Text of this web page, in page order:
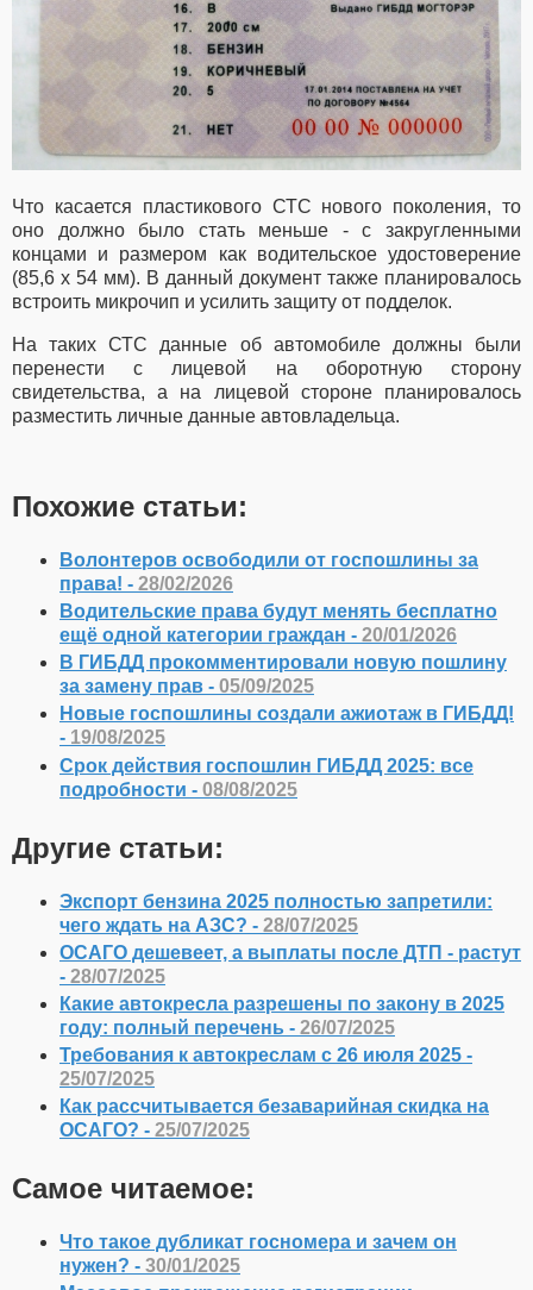
Что касается пластикового СТС нового поколения, то
оно должно было стать меньше - с закругленными
концами и размером как водительское удостоверение
(85,6 х 54 мм). В данный документ также планировалось
встроить микрочип и усилить защиту от подделок.
На таких СТС данные об автомобиле должны были
перенести с лицевой на оборотную сторону
свидетельства, а на лицевой стороне планировалось
разместить личные данные автовладельца.
Похожие статьи:
Волонтеров освободили от госпошлины за
права! - 28/02/2026
Водительские права будут менять бесплатно
ещё одной категории граждан - 20/01/2026
В ГИБДД прокомментировали новую пошлину
за замену прав - 05/09/2025
Новые госпошлины создали ажиотаж в ГИБДД!
- 19/08/2025
Срок действия госпошлин ГИБДД 2025: все
подробности - 08/08/2025
Другие статьи:
Экспорт бензина 2025 полностью запретили:
чего ждать на АЗС? - 28/07/2025
ОСАГО дешевеет, а выплаты после ДТП - растут
- 28/07/2025
Какие автокресла разрешены по закону в 2025
году: полный перечень - 26/07/2025
Требования к автокреслам с 26 июля 2025 -
25/07/2025
Как рассчитывается безаварийная скидка на
ОСАГО? - 25/07/2025
Самое читаемое:
Что такое дубликат госномера и зачем он
нужен? - 30/01/2025